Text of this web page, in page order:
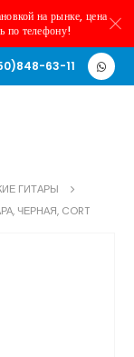
на рынке, цена
по телефону!
63-11
ГИТАРЫ
ЧЕРНАЯ, CORT